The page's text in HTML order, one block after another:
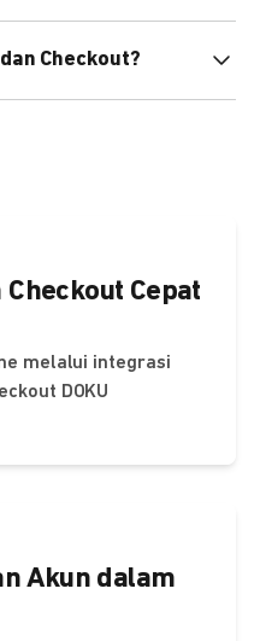
integrasi Anda. Pelajari
Checkout?
Cepat
melalui integrasi
DOKU
Akun dalam